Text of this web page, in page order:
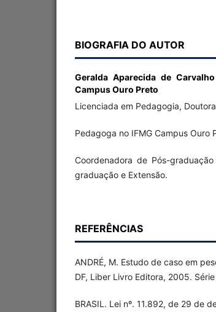
BIOGRAFIA DO AUTOR
Geralda Aparecida de
Campus Ouro Preto
Licenciada em Pedagogia,
Pedagoga no IFMG Campus Ouro
Coordenadora de Pós-
graduação e Extensão.
REFERÊNCIAS
ANDRÉ, M. Estudo de caso em
DF, Liber Livro Editora, 2005.
BRASIL. Lei nº. 11.892, de 29 de